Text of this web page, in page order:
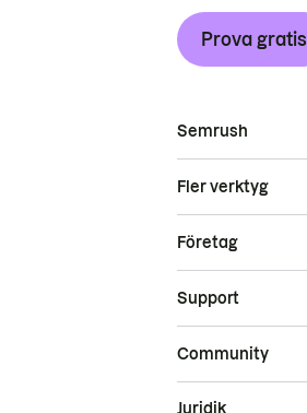
Prova gratis
Semrush
Fler verktyg
Företag
Support
Community
Juridik